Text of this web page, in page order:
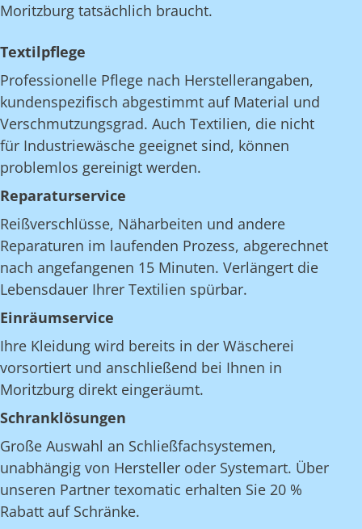
Moritzburg tatsächlich braucht.
Textilpflege
Professionelle Pflege nach Herstellerangaben,
kundenspezifisch abgestimmt auf Material und
Verschmutzungsgrad. Auch Textilien, die nicht
für Industriewäsche geeignet sind, können
problemlos gereinigt werden.
Reparaturservice
Reißverschlüsse, Näharbeiten und andere
Reparaturen im laufenden Prozess, abgerechnet
nach angefangenen 15 Minuten. Verlängert die
Lebensdauer Ihrer Textilien spürbar.
Einräumservice
Ihre Kleidung wird bereits in der Wäscherei
vorsortiert und anschließend bei Ihnen in
Moritzburg direkt eingeräumt.
Schranklösungen
Große Auswahl an Schließfachsystemen,
unabhängig von Hersteller oder Systemart. Über
unseren Partner texomatic erhalten Sie 20 %
Rabatt auf Schränke.